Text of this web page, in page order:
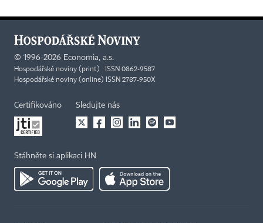
© 1996-2026 Economia, a.s.
Hospodářské noviny (print) ISSN 0862-9587
Hospodářské noviny (online) ISSN 2787-950X
Certifikováno Sledujte nás
Stáhněte si aplikaci HN